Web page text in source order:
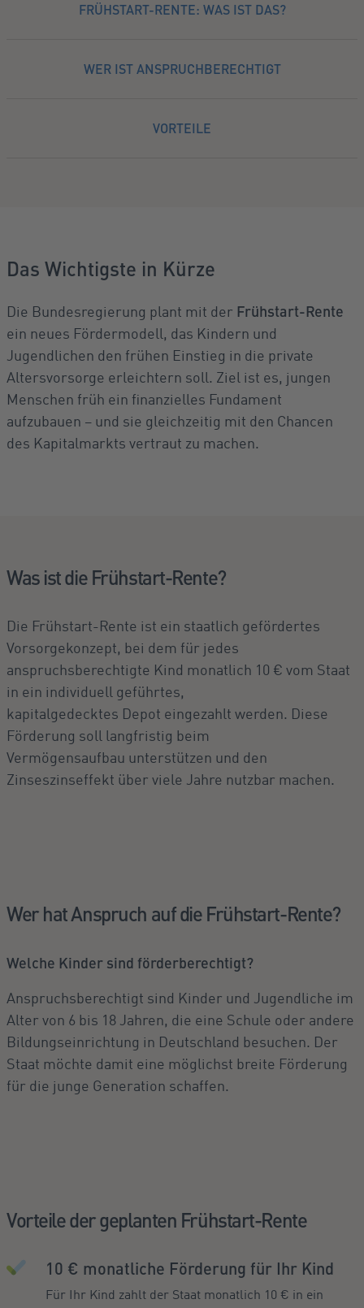
FRÜHSTART-RENTE: WAS IST DAS?
WER IST ANSPRUCHBERECHTIGT
VORTEILE
Das Wichtigste in Kürze
Die Bundesregierung plant mit der Frühstart-Rente
ein neues Fördermodell, das Kindern und
Jugendlichen den frühen Einstieg in die private
Altersvorsorge erleichtern soll. Ziel ist es, jungen
Menschen früh ein finanzielles Fundament
aufzubauen – und sie gleichzeitig mit den Chancen
des Kapitalmarkts vertraut zu machen.
Was ist die Frühstart-Rente?
Die Frühstart-Rente ist ein staatlich gefördertes
Vorsorgekonzept, bei dem für jedes
anspruchsberechtigte Kind monatlich 10 € vom Staat
in ein individuell geführtes,
kapitalgedecktes Depot eingezahlt werden. Diese
Förderung soll langfristig beim
Vermögensaufbau unterstützen und den
Zinseszinseffekt über viele Jahre nutzbar machen.
Wer hat Anspruch auf die Frühstart-Rente?
Welche Kinder sind förderberechtigt?
Anspruchsberechtigt sind Kinder und Jugendliche im
Alter von 6 bis 18 Jahren, die eine Schule oder andere
Bildungseinrichtung in Deutschland besuchen. Der
Staat möchte damit eine möglichst breite Förderung
für die junge Generation schaffen.
Vorteile der geplanten Frühstart-Rente
10 € monatliche Förderung für Ihr Kind
Für Ihr Kind zahlt der Staat monatlich 10 € in ein